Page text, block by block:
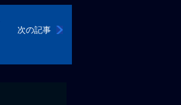
次の記事